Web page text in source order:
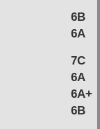
6B
6A
7C
6A
6A+
6B